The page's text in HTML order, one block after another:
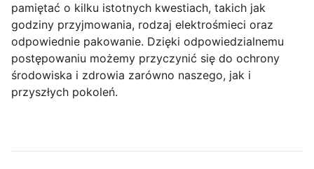
pamiętać o kilku istotnych kwestiach, takich jak
godziny przyjmowania, rodzaj elektrośmieci oraz
odpowiednie pakowanie. Dzięki odpowiedzialnemu
postępowaniu możemy przyczynić się do ochrony
środowiska i zdrowia zarówno naszego, jak i
przyszłych pokoleń.